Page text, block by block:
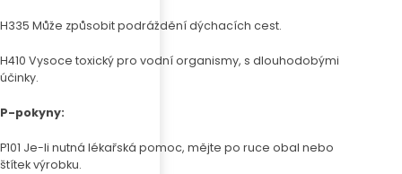
H335 Může způsobit podráždění dýchacích cest.
H410 Vysoce toxický pro vodní organismy, s dlouhodobými
účinky.
P-pokyny:
P101 Je-li nutná lékařská pomoc, mějte po ruce obal nebo
štítek výrobku.